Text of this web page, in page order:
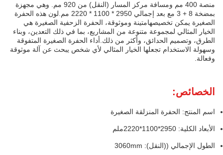
منصة 400 مم ومسافة مركز المسار (النقل) من 920 مم. وهي مجهزة
بمضخة 8 + 3 مع بعد إجمالي 2950 * 1100 * 2220 مم.لون هذه الحفرة
الصغيرة يمكن تخصيصهامتينة وموثوقة، الحفرة الزحفية الصغيرة هي
الخيار المثالي لمجموعة متنوعة من المشاريع، بما في ذلك التعدين، وبناء
الطرق، وتصميم الحدائق، وأكثر من ذلك.أداء الحفرة الصغيرة المتفوقة
وسهولة الاستخدام تجعلها الخيار المثالي لأي شخص يبحث عن آلة موثوقة
وفعالة.
الخصائص:
اسم المنتج: الحفرة المنزلقة الصغيرة
الأبعاد الكلية: 2950*1100*2220ملم
الطول الإجمالي ((النقل): 3060mm